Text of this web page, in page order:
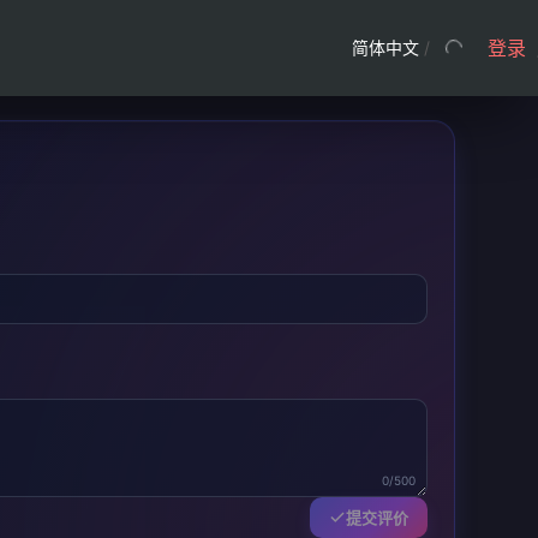
简体中文 / 登录
0/500
提交评价